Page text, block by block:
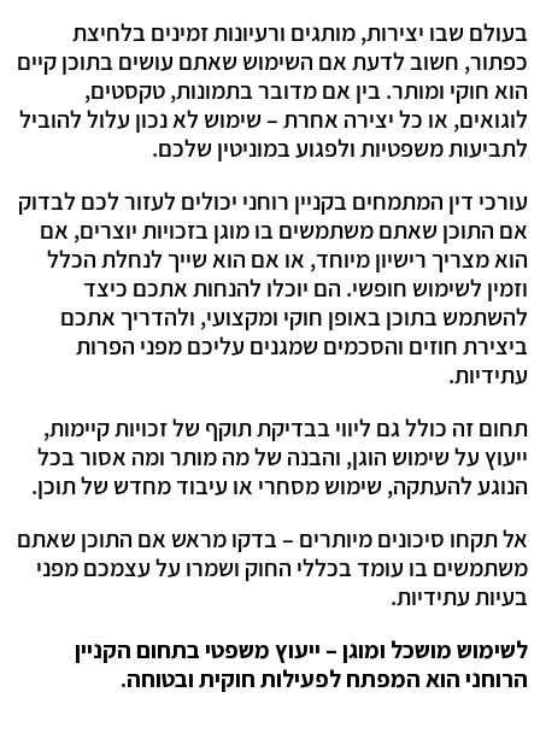
בעולם שבו יצירות, מותגים ורעיונות זמינים בלחיצת
כפתור, חשוב לדעת אם השימוש שאתם עושים בתוכן קיים
הוא חוקי ומותר. בין אם מדובר בתמונות, טקסטים,
לוגואים, או כל יצירה אחרת – שימוש לא נכון עלול להוביל
לתביעות משפטיות ולפגוע במוניטין שלכם.
עורכי דין המתמחים בקניין רוחני יכולים לעזור לכם לבדוק
אם התוכן שאתם משתמשים בו מוגן בזכויות יוצרים, אם
הוא מצריך רישיון מיוחד, או אם הוא שייך לנחלת הכלל
וזמין לשימוש חופשי. הם יוכלו להנחות אתכם כיצד
להשתמש בתוכן באופן חוקי ומקצועי, ולהדריך אתכם
ביצירת חוזים והסכמים שמגנים עליכם מפני הפרות
עתידיות.
תחום זה כולל גם ליווי בבדיקת תוקף של זכויות קיימות,
ייעוץ על שימוש הוגן, והבנה של מה מותר ומה אסור בכל
הנוגע להעתקה, שימוש מסחרי או עיבוד מחדש של תוכן.
אל תקחו סיכונים מיותרים – בדקו מראש אם התוכן שאתם
משתמשים בו עומד בכללי החוק ושמרו על עצמכם מפני
בעיות עתידיות.
לשימוש מושכל ומוגן – ייעוץ משפטי בתחום הקניין
הרוחני הוא המפתח לפעילות חוקית ובטוחה.